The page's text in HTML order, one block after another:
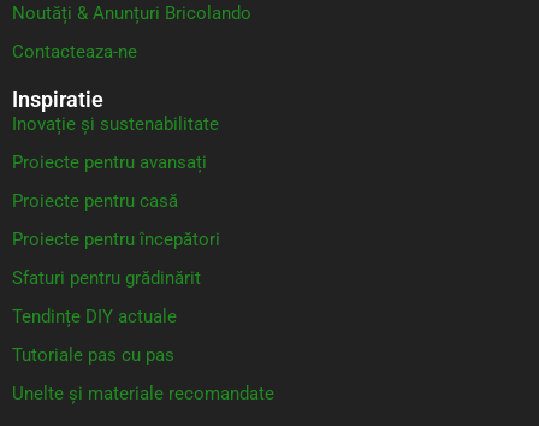
Noutăți & Anunțuri Bricolando
Contacteaza-ne
Inspiratie
Inovație și sustenabilitate
Proiecte pentru avansați
Proiecte pentru casă
Proiecte pentru începători
Sfaturi pentru grădinărit
Tendințe DIY actuale
Tutoriale pas cu pas
Unelte și materiale recomandate